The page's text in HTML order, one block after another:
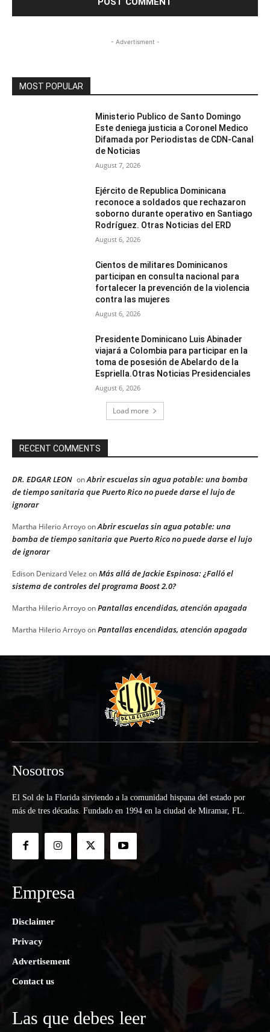
- Advertisment -
MOST POPULAR
Ministerio Publico de Santo Domingo
Este deniega justicia a Coronel Medico
Difamada por Periodistas de CDN-Canal
de Noticias
August 7, 2026
Ejército de Republica Dominicana
reconoce a soldados que rechazaron
soborno durante operativo en Santiago
Rodríguez. Otras Noticias del ERD
August 6, 2026
Cientos de militares Dominicanos
participan en consulta nacional para
fortalecer la prevención de la violencia
contra las mujeres
August 6, 2026
Presidente Dominicano Luis Abinader
viajará a Colombia para participar en la
toma de posesión de Abelardo de la
Espriella.Otras Noticias Presidenciales
August 6, 2026
Load more
RECENT COMMENTS
DR. EDGAR LEON onAbrir escuelas sin agua potable: una bomba
de tiempo sanitaria que Puerto Rico no puede darse el lujo de
ignorar
Martha Hilerio ArroyoonAbrir escuelas sin agua potable: una
bomba de tiempo sanitaria que Puerto Rico no puede darse el lujo
de ignorar
Edison Denizard Velez onMás allá de Jackie Espinosa: ¿Falló el
sistema de controles del programa Boost 2.0?
Martha Hilerio ArroyoonPantallas encendidas, atención apagada
Martha Hilerio ArroyoonPantallas encendidas, atención apagada
Nosotros
El Sol de la Florida sirviendo a la comunidad hispana del estado por
más de tres décadas. Fundado en 1994 en la ciudad de Miramar, FL.
Empresa
Disclaimer
Privacy
Advertisement
Contact us
Las que debes leer